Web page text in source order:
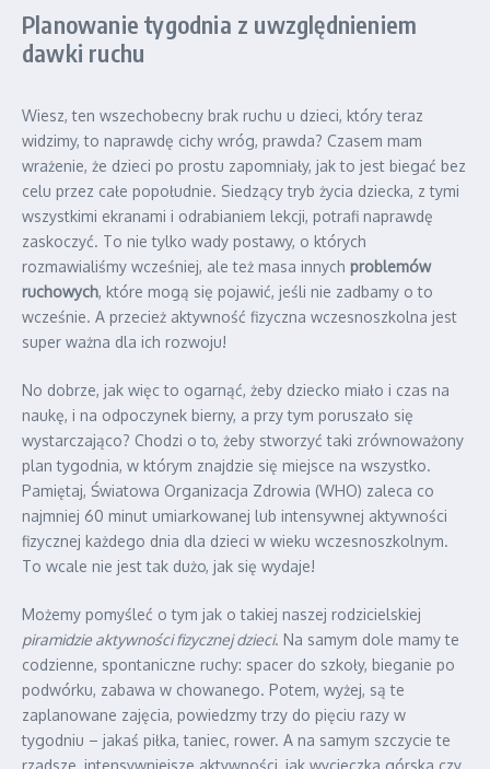
Planowanie tygodnia z uwzględnieniem
dawki ruchu
Wiesz, ten wszechobecny brak ruchu u dzieci, który teraz
widzimy, to naprawdę cichy wróg, prawda? Czasem mam
wrażenie, że dzieci po prostu zapomniały, jak to jest biegać bez
celu przez całe popołudnie. Siedzący tryb życia dziecka, z tymi
wszystkimi ekranami i odrabianiem lekcji, potrafi naprawdę
zaskoczyć. To nie tylko wady postawy, o których
rozmawialiśmy wcześniej, ale też masa innych problemów
ruchowych, które mogą się pojawić, jeśli nie zadbamy o to
wcześnie. A przecież aktywność fizyczna wczesnoszkolna jest
super ważna dla ich rozwoju!
No dobrze, jak więc to ogarnąć, żeby dziecko miało i czas na
naukę, i na odpoczynek bierny, a przy tym poruszało się
wystarczająco? Chodzi o to, żeby stworzyć taki zrównoważony
plan tygodnia, w którym znajdzie się miejsce na wszystko.
Pamiętaj, Światowa Organizacja Zdrowia (WHO) zaleca co
najmniej 60 minut umiarkowanej lub intensywnej aktywności
fizycznej każdego dnia dla dzieci w wieku wczesnoszkolnym.
To wcale nie jest tak dużo, jak się wydaje!
Możemy pomyśleć o tym jak o takiej naszej rodzicielskiej
piramidzie aktywności fizycznej dzieci. Na samym dole mamy te
codzienne, spontaniczne ruchy: spacer do szkoły, bieganie po
podwórku, zabawa w chowanego. Potem, wyżej, są te
zaplanowane zajęcia, powiedzmy trzy do pięciu razy w
tygodniu – jakaś piłka, taniec, rower. A na samym szczycie te
rzadsze, intensywniejsze aktywności, jak wycieczka górska czy